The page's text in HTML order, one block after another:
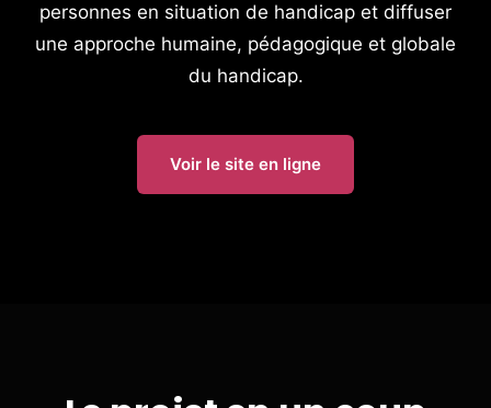
personnes en situation de handicap et diffuser
une approche humaine, pédagogique et globale
du handicap.
Voir le site en ligne